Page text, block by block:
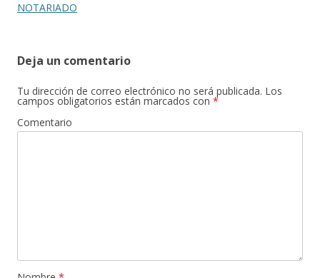
NOTARIADO
Deja un comentario
Tu dirección de correo electrónico no será publicada. Los
campos obligatorios están marcados con *
Comentario